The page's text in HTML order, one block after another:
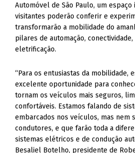
Automóvel de São Paulo, um
visitantes poderão conferir e
transformarão a mobilidade do
pilares de automação,
eletrificação.
“Para os entusiastas da mobilidade,
excelente oportunidade para
tornam os veículos mais seguros,
confortáveis. Estamos falando de
embarcados nos veículos, mas nem
condutores, e que farão toda a
sistemas elétricos e de condução
Besaliel Botelho, presidente de